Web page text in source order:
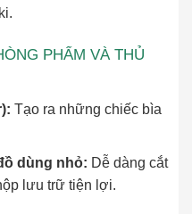
PHẨM VÀ THỦ
Tạo ra những chiếc bìa
dùng nhỏ: Dễ dàng cắt
lưu trữ tiện lợi.